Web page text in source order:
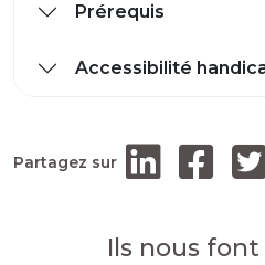
Prérequis
Accessibilité
Partagez sur
Ils nous